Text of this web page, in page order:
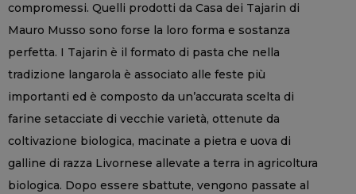
compromessi. Quelli prodotti da Casa dei Tajarin di
Mauro Musso sono forse la loro forma e sostanza
perfetta. I Tajarin è il formato di pasta che nella
tradizione langarola è associato alle feste più
importanti ed è composto da un’accurata scelta di
farine setacciate di vecchie varietà, ottenute da
coltivazione biologica, macinate a pietra e uova di
galline di razza Livornese allevate a terra in agricoltura
biologica. Dopo essere sbattute, vengono passate al